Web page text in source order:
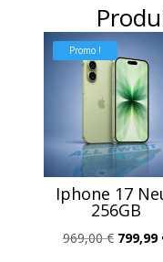
Promo !
Iphone 17
256GB
969,00€ Le
799,99